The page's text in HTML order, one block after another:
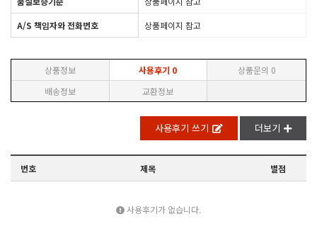
A/S 책임자와 전화번호
상품페이지 참고
상품정보 사용후기 0 상품문의 0
배송정보
교환정보
사용후기 쓰기 더보기
번호 제목 별점
사용후기가 없습니다.